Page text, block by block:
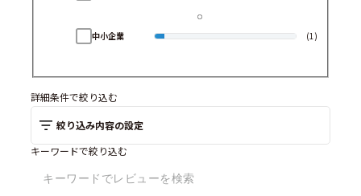
中小企業 (1)
詳細条件で絞り込む
絞り込み内容の設定
キーワードで絞り込む